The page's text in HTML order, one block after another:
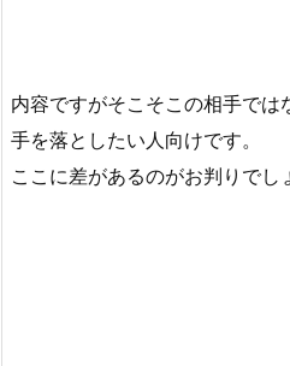
内容ですがそこそこの相手では
手を落としたい人向けです。
ここに差があるのがお判りでし